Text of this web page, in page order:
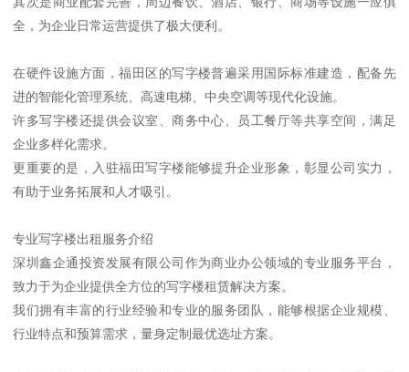
全，为企业日常运营提供了极大便利。
在硬件设施方面，福田区的写字楼普遍采用国际标准建造，配备先
进的智能化管理系统、高速电梯、中央空调等现代化设施。
许多写字楼还提供会议室、商务中心、员工餐厅等共享空间，满足
企业多样化需求。
更重要的是，入驻福田写字楼能够提升企业形象，彰显公司实力，
有助于业务拓展和人才吸引。
专业写字楼出租服务介绍
深圳鑫企通投资发展有限公司作为商业办公领域的专业服务平台，
致力于为企业提供全方位的写字楼租赁解决方案。
我们拥有丰富的行业经验和专业的服务团队，能够根据企业规模、
行业特点和预算需求，量身定制最优选址方案。